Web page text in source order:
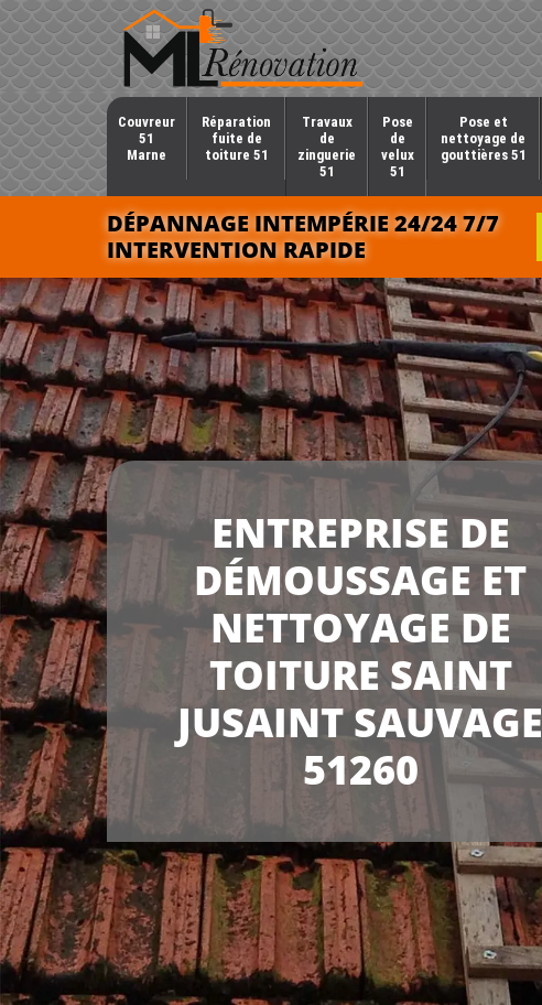
Couvreur
51
Marne
Réparation
fuite de
toiture 51
Travaux
de
zinguerie
51
Pose
de
velux
51
Pose et
nettoyage de
gouttières 51
DÉPANNAGE INTEMPÉRIE 24/24 7/7
INTERVENTION RAPIDE
ENTREPRISE DE
DÉMOUSSAGE ET
NETTOYAGE DE
TOITURE SAINT
JUSAINT SAUVAGE
51260